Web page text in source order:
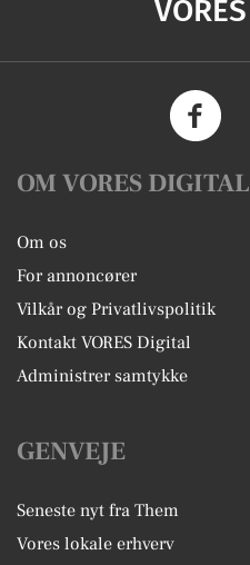
VORES
OM VORES DIGITAL
Om os
For annoncører
Vilkår og Privatlivspolitik
Kontakt VORES Digital
Administrer samtykke
GENVEJE
Seneste nyt fra Them
Vores lokale erhverv